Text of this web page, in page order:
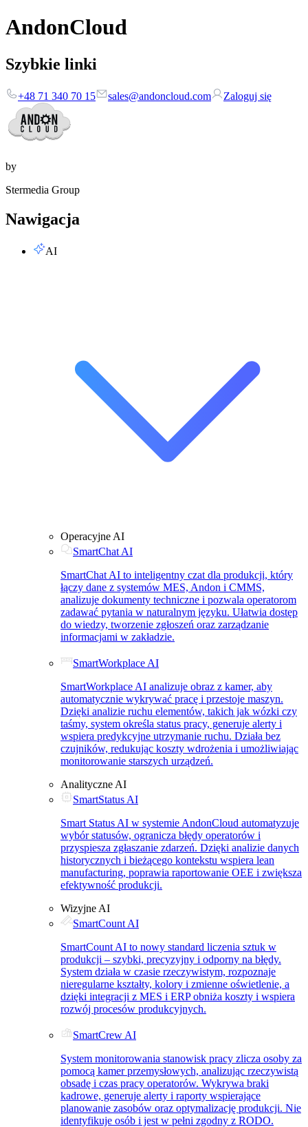
AndonCloud
Szybkie linki
+48 71 340 70 15 sales@andoncloud.com Zaloguj się
by
Stermedia Group
Nawigacja
AI
Operacyjne AI
SmartChat AI
SmartChat AI to inteligentny czat dla produkcji, który
łączy dane z systemów MES, Andon i CMMS,
analizuje dokumenty techniczne i pozwala operatorom
zadawać pytania w naturalnym języku. Ułatwia dostęp
do wiedzy, tworzenie zgłoszeń oraz zarządzanie
informacjami w zakładzie.
SmartWorkplace AI
SmartWorkplace AI analizuje obraz z kamer, aby
automatycznie wykrywać pracę i przestoje maszyn.
Dzięki analizie ruchu elementów, takich jak wózki czy
taśmy, system określa status pracy, generuje alerty i
wspiera predykcyjne utrzymanie ruchu. Działa bez
czujników, redukując koszty wdrożenia i umożliwiając
monitorowanie starszych urządzeń.
Analityczne AI
SmartStatus AI
Smart Status AI w systemie AndonCloud automatyzuje
wybór statusów, ogranicza błędy operatorów i
przyspiesza zgłaszanie zdarzeń. Dzięki analizie danych
historycznych i bieżącego kontekstu wspiera lean
manufacturing, poprawia raportowanie OEE i zwiększa
efektywność produkcji.
Wizyjne AI
SmartCount AI
SmartCount AI to nowy standard liczenia sztuk w
produkcji – szybki, precyzyjny i odporny na błędy.
System działa w czasie rzeczywistym, rozpoznaje
nieregularne kształty, kolory i zmienne oświetlenie, a
dzięki integracji z MES i ERP obniża koszty i wspiera
rozwój procesów produkcyjnych.
SmartCrew AI
System monitorowania stanowisk pracy zlicza osoby za
pomocą kamer przemysłowych, analizując rzeczywistą
obsadę i czas pracy operatorów. Wykrywa braki
kadrowe, generuje alerty i raporty wspierające
planowanie zasobów oraz optymalizację produkcji. Nie
identyfikuje osób i jest w pełni zgodny z RODO.